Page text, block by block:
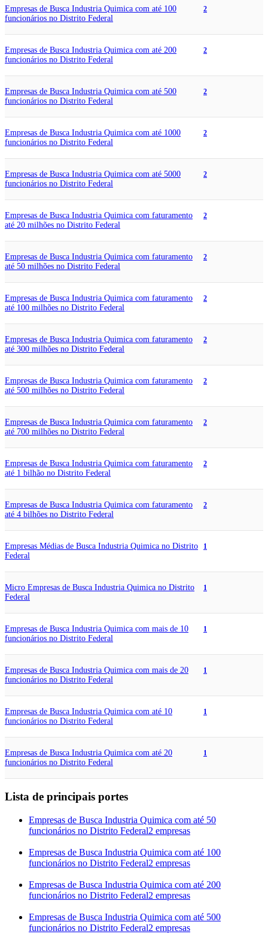
Empresas de Busca Industria Quimica com até 100
funcionários no Distrito Federal
2
Empresas de Busca Industria Quimica com até 200
funcionários no Distrito Federal
2
Empresas de Busca Industria Quimica com até 500
funcionários no Distrito Federal
2
Empresas de Busca Industria Quimica com até 1000
funcionários no Distrito Federal
2
Empresas de Busca Industria Quimica com até 5000
funcionários no Distrito Federal
2
Empresas de Busca Industria Quimica com faturamento
até 20 milhões no Distrito Federal
2
Empresas de Busca Industria Quimica com faturamento
até 50 milhões no Distrito Federal
2
Empresas de Busca Industria Quimica com faturamento
até 100 milhões no Distrito Federal
2
Empresas de Busca Industria Quimica com faturamento
até 300 milhões no Distrito Federal
2
Empresas de Busca Industria Quimica com faturamento
até 500 milhões no Distrito Federal
2
Empresas de Busca Industria Quimica com faturamento
até 700 milhões no Distrito Federal
2
Empresas de Busca Industria Quimica com faturamento
até 1 bilhão no Distrito Federal
2
Empresas de Busca Industria Quimica com faturamento
até 4 bilhões no Distrito Federal
2
Empresas Médias de Busca Industria Quimica no Distrito
Federal
1
Micro Empresas de Busca Industria Quimica no Distrito
Federal
1
Empresas de Busca Industria Quimica com mais de 10
funcionários no Distrito Federal
1
Empresas de Busca Industria Quimica com mais de 20
funcionários no Distrito Federal
1
Empresas de Busca Industria Quimica com até 10
funcionários no Distrito Federal
1
Empresas de Busca Industria Quimica com até 20
funcionários no Distrito Federal
1
Lista de principais portes
Empresas de Busca Industria Quimica com até 50
funcionários no Distrito Federal2 empresas
Empresas de Busca Industria Quimica com até 100
funcionários no Distrito Federal2 empresas
Empresas de Busca Industria Quimica com até 200
funcionários no Distrito Federal2 empresas
Empresas de Busca Industria Quimica com até 500
funcionários no Distrito Federal2 empresas